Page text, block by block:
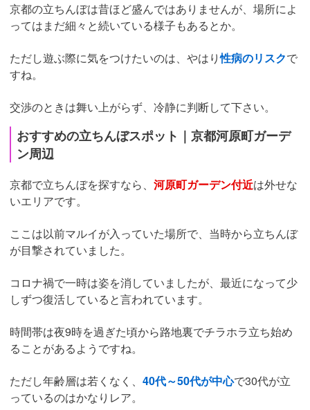
京都の立ちんぼは昔ほど盛んではありませんが、場所によ
ってはまだ細々と続いている様子もあるとか。
ただし遊ぶ際に気をつけたいのは、やはり性病のリスクで
すね。
交渉のときは舞い上がらず、冷静に判断して下さい。
おすすめの立ちんぼスポット｜京都河原町ガーデ
ン周辺
京都で立ちんぼを探すなら、 河原町ガーデン付近は外せな
いエリアです。
ここは以前マルイが入っていた場所で、当時から立ちんぼ
が目撃されていました。
コロナ禍で一時は姿を消していましたが、最近になって少
しずつ復活していると言われています。
時間帯は夜9時を過ぎた頃から路地裏でチラホラ立ち始め
ることがあるようですね。
ただし年齢層は若くなく、 40代～50代が中心で30代が立
っているのはかなりレア。